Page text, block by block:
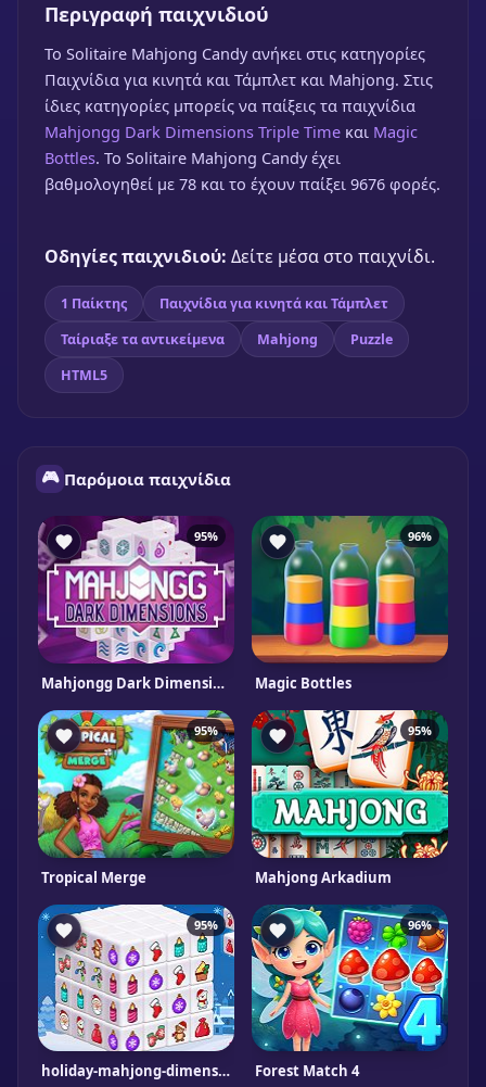
Solitaire Mahjong Candy
★79% 🎮 1 Παίκτης
Περιγραφή παιχνιδιού
To Solitaire Mahjong Candy ανήκει στις κατηγορίες
Παιχνίδια για κινητά και Τάμπλετ και Mahjong. Στις
ίδιες κατηγορίες μπορείς να παίξεις τα παιχνίδια
Mahjongg Dark Dimensions Triple Time και Magic
Bottles. Το Solitaire Mahjong Candy έχει
βαθμολογηθεί με 78 και το έχουν παίξει 9676 φορές.
Οδηγίες παιχνιδιού: Δείτε μέσα στο παιχνίδι.
1 Παίκτης
Παιχνίδια για κινητά και Τάμπλετ
Ταίριαξε τα αντικείμενα
Mahjong
Puzzle
HTML5
🎮 Παρόμοια παιχνίδια
95%
Mahjongg Dark Dimensions Triple Time
96%
Magic Bottles
95%
Tropical Merge
95%
Mahjong Arkadium
95%
holiday-mahjong-dimensions
96%
Forest Match 4